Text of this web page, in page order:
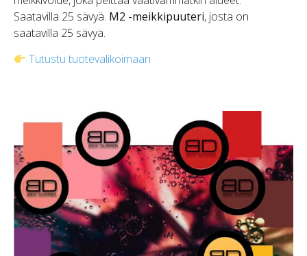
Saatavilla 25 sävyä. M2 -meikkipuuteri, josta on
saatavilla 25 sävyä.
Tutustu tuotevalikoimaan